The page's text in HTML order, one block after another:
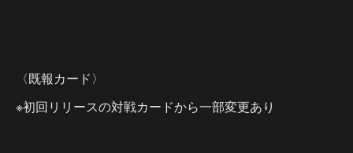
〈既報カード〉
※初回リリースの対戦カードから一部変更あり